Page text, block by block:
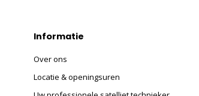
Informatie
Over ons
Locatie & openingsuren